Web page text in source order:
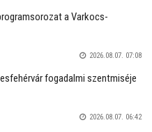
a Varkocs-
2026.08.07. 07:08
fogadalmi szentmiséje
2026.08.07. 06:42